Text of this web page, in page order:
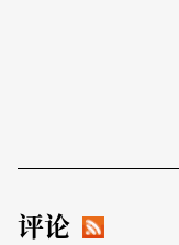
评论